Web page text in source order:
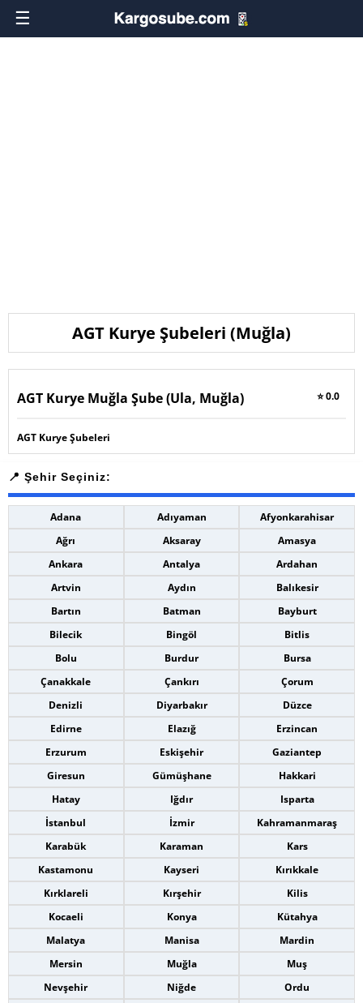
☰
AGT Kurye Şubeleri (Muğla)
AGT Kurye Muğla Şube (Ula, Muğla) ⭐ 0.0
AGT Kurye Şubeleri
Adana Adıyaman
Afyonkarahisar
Ağrı
Aksaray
Amasya
Ankara
Antalya
Ardahan
Artvin
Aydın
Balıkesir
Bartın
Batman
Bayburt
Bilecik
Bingöl
Bitlis
Bolu
Burdur
Bursa
Çanakkale
Çankırı
Çorum
Denizli
Diyarbakır
Düzce
Edirne
Elazığ
Erzincan
Erzurum
Eskişehir
Gaziantep
Giresun
Gümüşhane
Hakkari
Hatay
Iğdır
Isparta
İstanbul
İzmir
Kahramanmaraş
Karabük
Karaman
Kars
Kastamonu
Kayseri
Kırıkkale
Kırklareli
Kırşehir
Kilis
Kocaeli
Konya
Kütahya
Malatya
Manisa
Mardin
Mersin
Muğla
Muş
Nevşehir
Niğde
Ordu